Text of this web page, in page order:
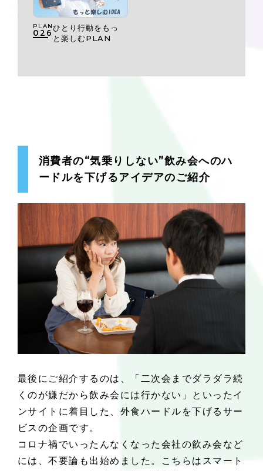
PLAN
026 ひとり行動をもっ
と楽しむPLAN
消費者の“気乗りしない”飲み会へのハ
ードルを下げるアイデアのご紹介
最後にご紹介するのは、「二次会までダラダラ続
くのが嫌だから飲み会には行かない」といったイ
ンサイトに着目した、外食ハードルを下げるサー
ビスの企画です。
コロナ禍でいったんなくなった会社の飲み会など
には、不要論も出始めました。こちらはスマート